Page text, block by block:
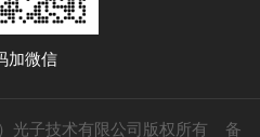
加微信
光子技术有限公司版权所有 备